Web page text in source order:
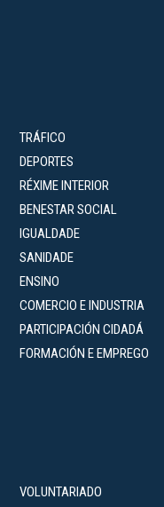
TRÁFICO
DEPORTES
RÉXIME INTERIOR
BENESTAR SOCIAL
IGUALDADE
SANIDADE
ENSINO
COMERCIO E INDUSTRIA
PARTICIPACIÓN CIDADÁ
FORMACIÓN E EMPREGO
VOLUNTARIADO